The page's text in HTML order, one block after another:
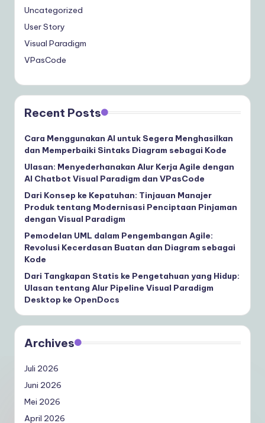
Uncategorized
User Story
Visual Paradigm
VPasCode
Recent Posts
Cara Menggunakan AI untuk Segera Menghasilkan
dan Memperbaiki Sintaks Diagram sebagai Kode
Ulasan: Menyederhanakan Alur Kerja Agile dengan
AI Chatbot Visual Paradigm dan VPasCode
Dari Konsep ke Kepatuhan: Tinjauan Manajer
Produk tentang Modernisasi Penciptaan Pinjaman
dengan Visual Paradigm
Pemodelan UML dalam Pengembangan Agile:
Revolusi Kecerdasan Buatan dan Diagram sebagai
Kode
Dari Tangkapan Statis ke Pengetahuan yang Hidup:
Ulasan tentang Alur Pipeline Visual Paradigm
Desktop ke OpenDocs
Archives
Juli 2026
Juni 2026
Mei 2026
April 2026